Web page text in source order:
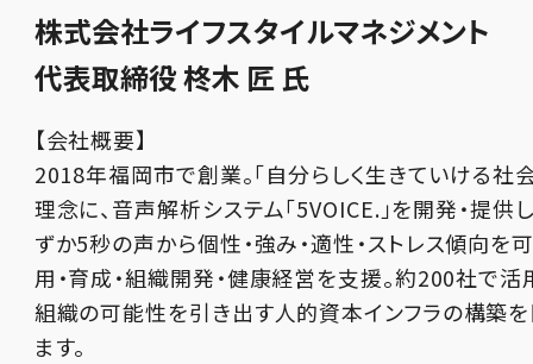
株式会社ライフスタイルマネジメント
代表取締役 柊木 匠 氏
【会社概要】
2018年福岡市で創業。「自分らしく生きていける社
理念に、音声解析システム「5VOICE.」を開発・提供
ずか5秒の声から個性・強み・適性・ストレス傾向を
用・育成・組織開発・健康経営を支援。約200社で活
組織の可能性を引き出す人的資本インフラの構築
ます。